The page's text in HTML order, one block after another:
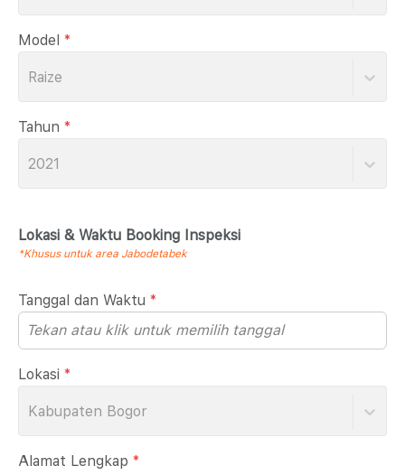
Model *
Raize
Tahun *
2021
Lokasi & Waktu Booking Inspeksi
*Khusus untuk area Jabodetabek
Tanggal dan Waktu *
Lokasi *
Kabupaten Bogor
Alamat Lengkap *